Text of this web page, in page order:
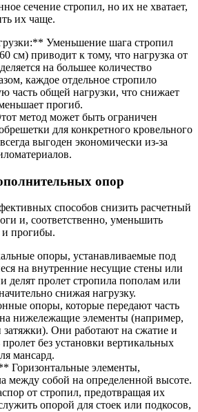
сечение стропил, но их не хватает,
их чаще.
Уменьшение шага стропил
см) приводит к тому, что нагрузка от
на большее количество
каждое отдельное стропило
часть общей нагрузки, что снижает
прогиб.
метод может быть ограничен
для конкретного кровельного
выгоден экономически из-за
опор
способов снизить расчетный
и, соответственно, уменьшить
прогибы.
опоры, устанавливаемые под
на внутренние несущие стены или
делят пролет стропила пополам или
снижая нагрузку.
опоры, которые передают часть
на нижележащие элементы (например,
Они работают на сжатие и
без установки вертикальных
мансард.
Горизонтальные элементы,
между собой на определенной высоте.
от стропил, предотвращая их
опорой для стоек или подкосов,